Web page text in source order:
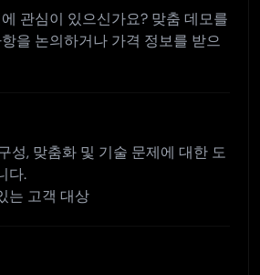
관심이 있으신가요? 맞춤 데모를
을 논의하거나 가격 정보를 받으
성, 맞춤화 및 기술 문제에 대한 도
다.
는 고객 대상